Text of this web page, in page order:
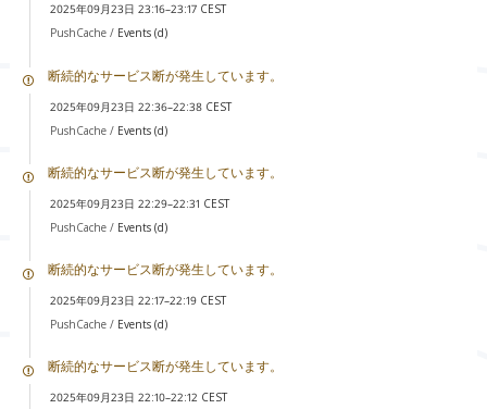
2025年09月23日 23:16–23:17 CEST
PushCache / Events (d)
断続的なサービス断が発生しています。
2025年09月23日 22:36–22:38 CEST
PushCache / Events (d)
断続的なサービス断が発生しています。
2025年09月23日 22:29–22:31 CEST
PushCache / Events (d)
断続的なサービス断が発生しています。
2025年09月23日 22:17–22:19 CEST
PushCache / Events (d)
断続的なサービス断が発生しています。
2025年09月23日 22:10–22:12 CEST